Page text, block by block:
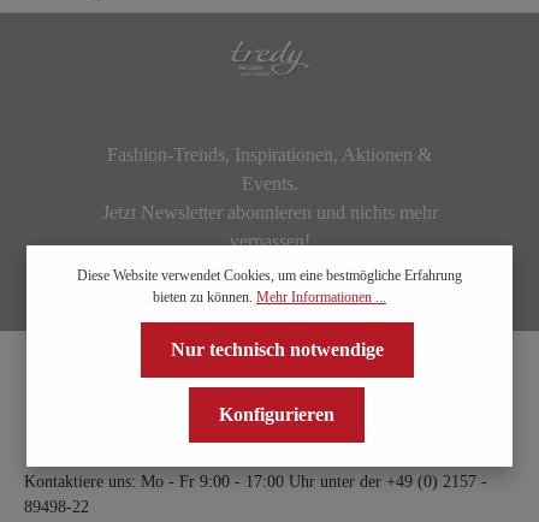
Fashion-Trends, Inspirationen, Aktionen &
Events.
Jetzt Newsletter abonnieren und nichts mehr
verpassen!
Kontaktiere uns: Mo - Fr 9:00 - 17:00 Uhr unter der +49 (0) 2157 -
89498-22
Diese Website verwendet Cookies, um eine bestmögliche Erfahrung
bieten zu können. Mehr Informationen ...
Nur technisch notwendige
Konfigurieren